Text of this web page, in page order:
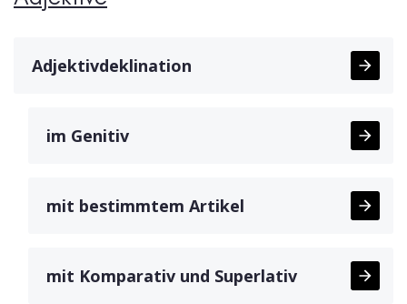
Adjektivdeklination
im Genitiv
mit bestimmtem Artikel
mit Komparativ und Superlativ